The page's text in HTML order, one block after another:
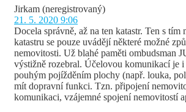
Jirkam (neregistrovaný)
21. 5. 2020 9:06
Docela správně, až na ten katastr. Ten s tím
katastru se pouze uvádějí některé možné
nemovitosti. Už blahé paměti ombudsman
výstižně rozebral. Účelovou komunikací je i
pouhým pojížděním plochy (např. louka,
mít dopravní funkci. Tzn. připojení
komunikaci, vzájemné spojení nemovitostí